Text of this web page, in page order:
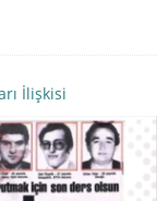
İlişkisi